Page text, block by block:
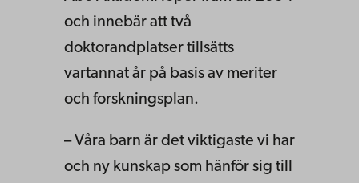
och innebär att två
doktorandplatser tillsätts
vartannat år på basis av meriter
och forskningsplan.
– Våra barn är det viktigaste vi har
och ny kunskap som hänför sig till